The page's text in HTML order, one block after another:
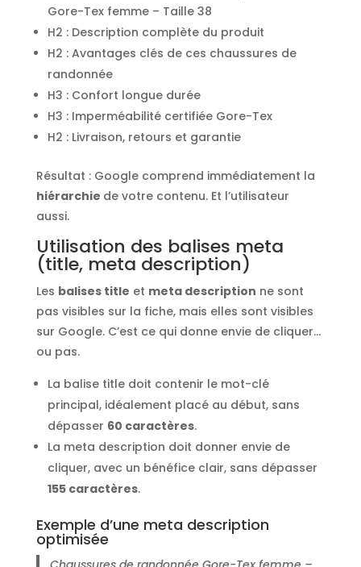
Gore-Tex femme – Taille 38
H2 : Description complète du produit
H2 : Avantages clés de ces chaussures de
randonnée
H3 : Confort longue durée
H3 : Imperméabilité certifiée Gore-Tex
H2 : Livraison, retours et garantie
Résultat : Google comprend immédiatement la
hiérarchie de votre contenu. Et l’utilisateur
aussi.
Utilisation des balises meta
(title, meta description)
Les balises title et meta description ne sont
pas visibles sur la fiche, mais elles sont visibles
sur Google. C’est ce qui donne envie de cliquer…
ou pas.
La balise title doit contenir le mot-clé
principal, idéalement placé au début, sans
dépasser 60 caractères.
La meta description doit donner envie de
cliquer, avec un bénéfice clair, sans dépasser
155 caractères.
Exemple d’une meta description
optimisée